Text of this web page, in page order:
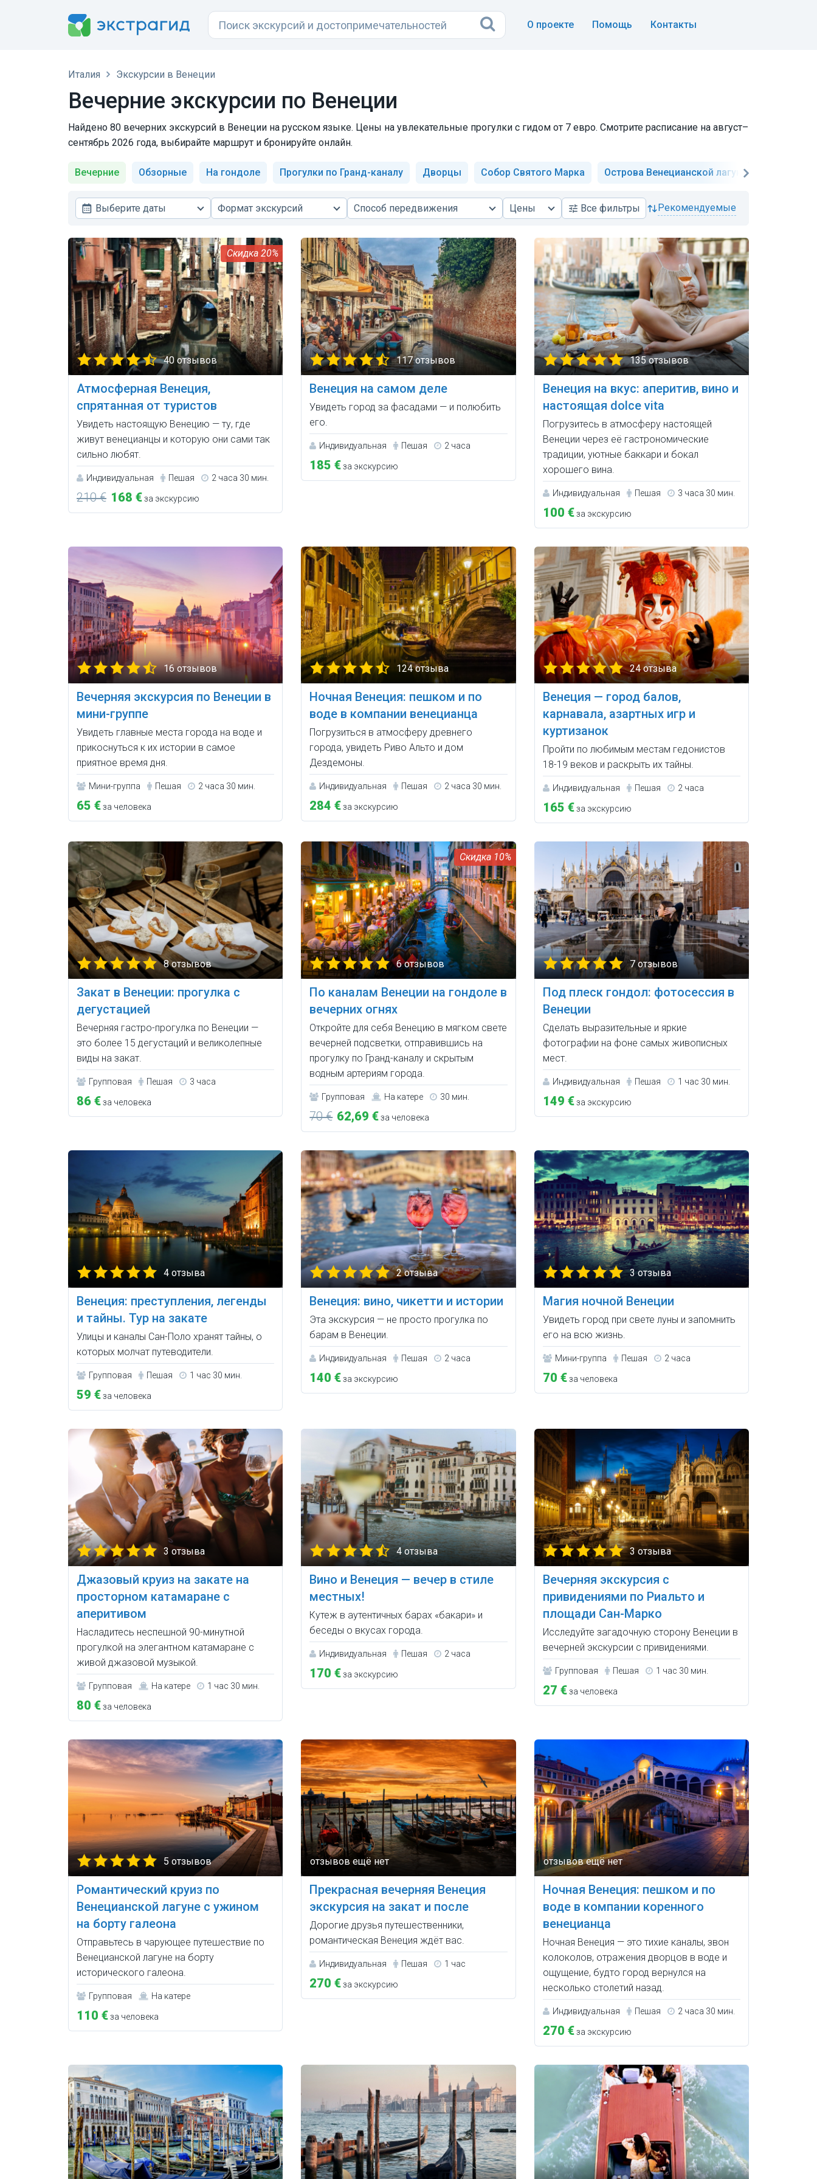
О проекте Помощь Контакты
Италия Экскурсии в Венеции
Вечерние экскурсии по Венеции
Найдено 80 вечерних экскурсий в Венеции на русском языке. Цены на увлекательные прогулки с гидом от 7 евро. Смотрите расписание на август–
сентябрь 2026 года, выбирайте маршрут и бронируйте онлайн.
Вечерние Обзорные На гондоле Прогулки по Гранд-каналу Дворцы Собор Святого Марка Острова Венецианской лагуны
Выберите даты Формат экскурсий Способ передвижения Цены Всефильтры рекомендуемые
20%
40 отзывов
Атмосферная Венеция,
спрятанная от туристов
Увидеть настоящую Венецию — ту, где
живут венецианцы и которую они сами так
сильно любят.
Индивидуальная Пешая 2 часа 30 мин.
210 € 168 €за экскурсию
117 отзывов
Венеция на самом деле
Увидеть город за фасадами — и полюбить
его.
Индивидуальная Пешая 2 часа
185 €за экскурсию
135 отзывов
Венеция на вкус: аперитив, вино и
настоящая dolce vita
Погрузитесь в атмосферу настоящей
Венеции через её гастрономические
традиции, уютные баккари и бокал
хорошего вина.
Индивидуальная Пешая 3 часа 30 мин.
100 €за экскурсию
16 отзывов
Вечерняя экскурсия по Венеции в
мини-группе
Увидеть главные места города на воде и
прикоснуться к их истории в самое
приятное время дня.
Мини-группа Пешая 2 часа 30 мин.
65 €за человека
124 отзыва
Ночная Венеция: пешком и по
воде в компании венецианца
Погрузиться в атмосферу древнего
города, увидеть Риво Альто и дом
Дездемоны.
Индивидуальная Пешая 2 часа 30 мин.
284 €за экскурсию
24 отзыва
Венеция — город балов,
карнавала, азартных игр и
куртизанок
Пройти по любимым местам гедонистов
18-19 веков и раскрыть их тайны.
Индивидуальная Пешая 2 часа
165 €за экскурсию
8 отзывов
Закат в Венеции: прогулка с
дегустацией
Вечерняя гастро-прогулка по Венеции —
это более 15 дегустаций и великолепные
виды на закат.
Групповая Пешая 3 часа
86 €за человека
10%
6 отзывов
По каналам Венеции на гондоле в
вечерних огнях
Откройте для себя Венецию в мягком свете
вечерней подсветки, отправившись на
прогулку по Гранд-каналу и скрытым
водным артериям города.
Групповая На катере 30 мин.
70 € 62,69 €за человека
7 отзывов
Под плеск гондол: фотосессия в
Венеции
Сделать выразительные и яркие
фотографии на фоне самых живописных
мест.
Индивидуальная Пешая 1 час 30 мин.
149 €за экскурсию
4 отзыва
Венеция: преступления, легенды
и тайны. Тур на закате
Улицы и каналы Сан-Поло хранят тайны, о
которых молчат путеводители.
Групповая Пешая 1 час 30 мин.
59 €за человека
2 отзыва
Венеция: вино, чикетти и истории
Эта экскурсия — не просто прогулка по
барам в Венеции.
Индивидуальная Пешая 2 часа
140 €за экскурсию
3 отзыва
Магия ночной Венеции
Увидеть город при свете луны и запомнить
его на всю жизнь.
Мини-группа Пешая 2 часа
70 €за человека
3 отзыва
Джазовый круиз на закате на
просторном катамаране с
аперитивом
Насладитесь неспешной 90-минутной
прогулкой на элегантном катамаране с
живой джазовой музыкой.
Групповая На катере 1 час 30 мин.
80 €за человека
4 отзыва
Вино и Венеция — вечер в стиле
местных!
Кутеж в аутентичных барах «бакари» и
беседы о вкусах города.
Индивидуальная Пешая 2 часа
170 €за экскурсию
3 отзыва
Вечерняя экскурсия с
привидениями по Риальто и
площади Сан-Марко
Исследуйте загадочную сторону Венеции в
вечерней экскурсии с привидениями.
Групповая Пешая 1 час 30 мин.
27 €за человека
5 отзывов
Романтический круиз по
Венецианской лагуне с ужином
на борту галеона
Отправьтесь в чарующее путешествие по
Венецианской лагуне на борту
исторического галеона.
Групповая На катере
110 €за человека
Прекрасная вечерняя Венеция
экскурсия на закат и после
Дорогие друзья путешественники,
романтическая Венеция ждёт вас.
Индивидуальная Пешая 1 час
270 €за экскурсию
Ночная Венеция: пешком и по
воде в компании коренного
венецианца
Ночная Венеция — это тихие каналы, звон
колоколов, отражения дворцов в воде и
ощущение, будто город вернулся на
несколько столетий назад.
Индивидуальная Пешая 2 часа 30 мин.
270 €за экскурсию